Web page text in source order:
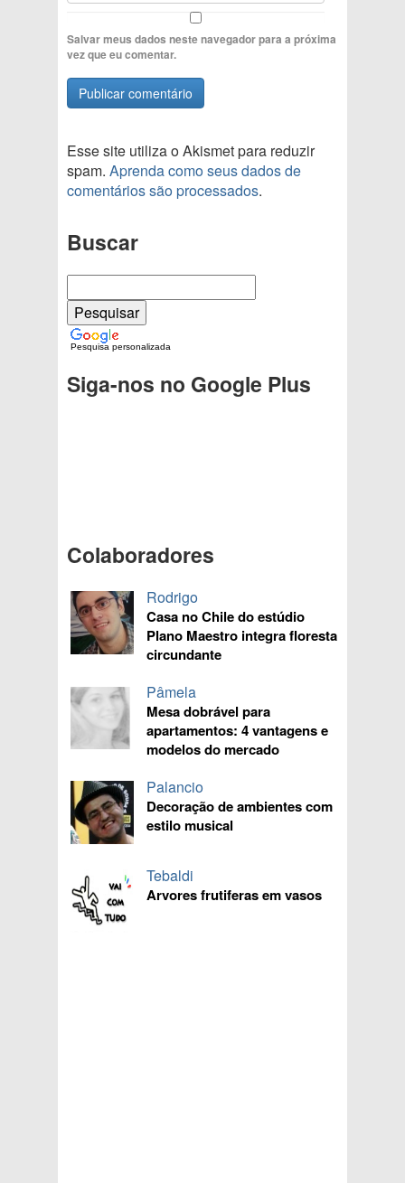
Salvar meus dados neste navegador para a próxima
vez que eu comentar.
Esse site utiliza o Akismet para reduzir
spam. Aprenda como seus dados de
comentários são processados.
Buscar
Pesquisa personalizada
Siga-nos no Google Plus
Colaboradores
Rodrigo
Casa no Chile do estúdio
Plano Maestro integra floresta
circundante
Pâmela
Mesa dobrável para
apartamentos: 4 vantagens e
modelos do mercado
Palancio
Decoração de ambientes com
estilo musical
Tebaldi
Arvores frutiferas em vasos